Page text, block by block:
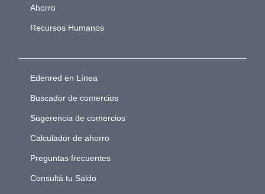
Ahorro
Recursos Humanos
Edenred en Línea
Buscador de comercios
Sugerencia de comercios
Calculador de ahorro
Preguntas frecuentes
Consultá tu Saldo